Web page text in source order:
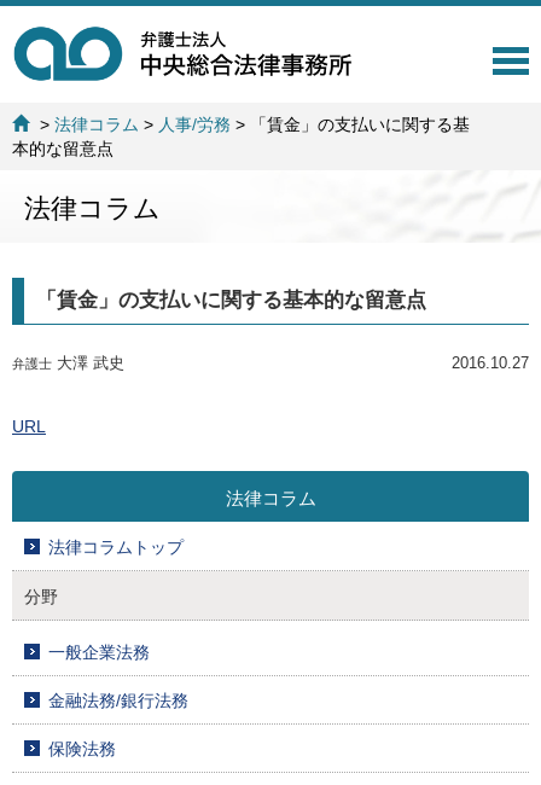
T
a
i
>法律コラム > 人事/労務 >
「賃金」の支払いに関する基
本的な留意点
法律コラム
「賃金」の支払いに関する基本的な留意点
弁護士 大澤 武史 2016.10.27
URL
法律コラム
法律コラムトップ
分野
一般企業法務
金融法務/銀行法務
保険法務